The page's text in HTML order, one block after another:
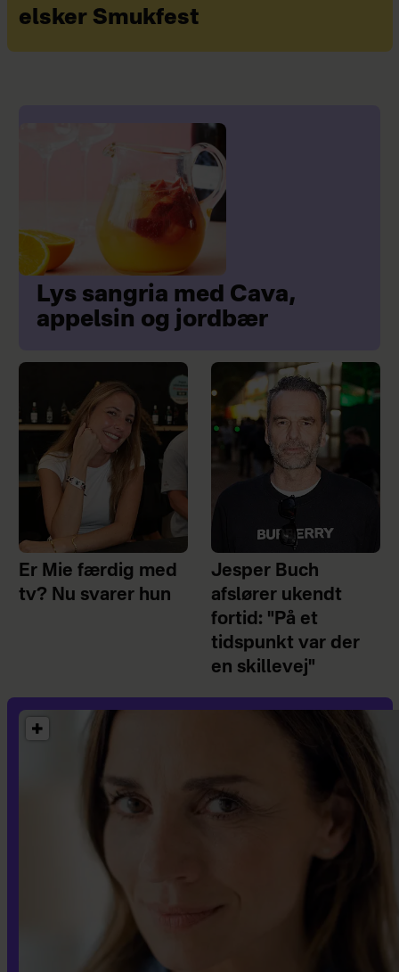
elsker Smukfest
Lys sangria med Cava,
appelsin og jordbær
Er Mie færdig med
tv? Nu svarer hun
Jesper Buch
afslører ukendt
fortid: "På et
tidspunkt var der
en skillevej"